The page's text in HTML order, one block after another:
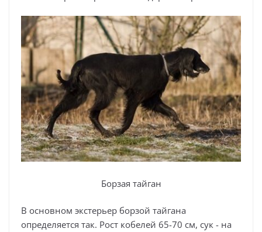
Борзая тайган
В основном экстерьер борзой тайгана
определяется так. Рост кобелей 65-70 см, сук - на